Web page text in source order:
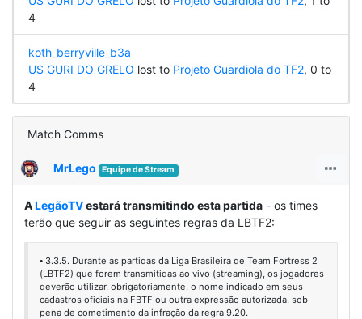
4
koth_berryville_b3a
US GURI DO GRELO lost to Projeto Guardiola do TF2, 0 to
4
Match Comms
MrLego Equipe de Stream
ALegãoTVestará transmitindo esta partida - os times
terão que seguir as seguintes regras da LBTF2:
⦁ 3.3.5. Durante as partidas da Liga Brasileira de Team Fortress 2
(LBTF2) que forem transmitidas ao vivo (streaming), os jogadores
deverão utilizar, obrigatoriamente, o nome indicado em seus
cadastros oficiais na FBTF ou outra expressão autorizada, sob
pena de cometimento da infração da regra 9.20.